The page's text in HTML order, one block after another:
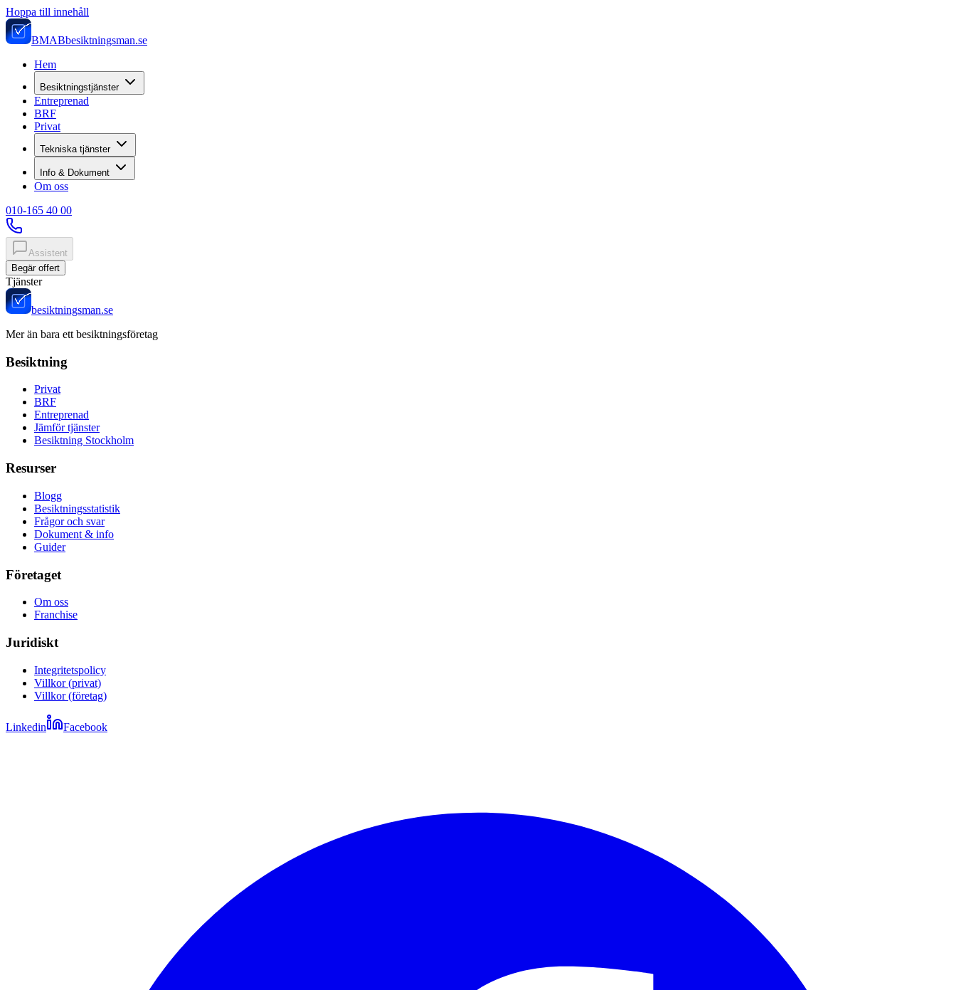
Hoppa till innehåll
BMABbesiktningsman.se
Hem
Besiktningstjänster
Entreprenad
BRF
Privat
Tekniska tjänster
Info & Dokument
Om oss
010-165 40 00
Assistent
Begär offert
Tjänster
besiktningsman.se
Mer än bara ett besiktningsföretag
Besiktning
Privat
BRF
Entreprenad
Jämför tjänster
Besiktning Stockholm
Resurser
Blogg
Besiktningsstatistik
Frågor och svar
Dokument & info
Guider
Företaget
Om oss
Franchise
Juridiskt
Integritetspolicy
Villkor (privat)
Villkor (företag)
Linkedin Facebook